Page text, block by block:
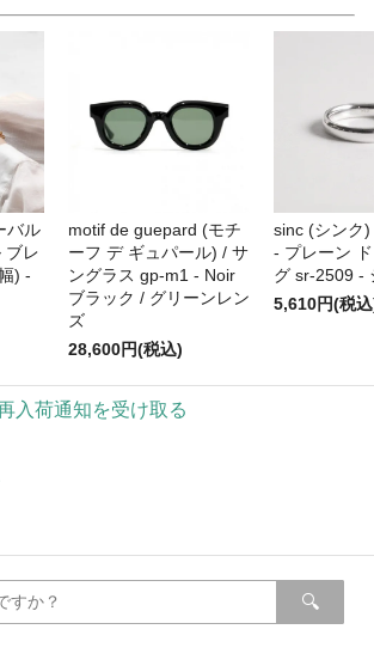
バル
ブレ
) -
motif de guepard (モチ
ーフ デ ギュパール) / サ
ングラス gp-m1 - Noir
ブラック / グリーンレン
ズ
28,600円(税込)
sinc (シンク
- プレーン
グ sr-2509 -
5,610円(税